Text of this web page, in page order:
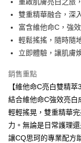
街口支付
悠遊付
ATM付款
全家取貨付款
每筆NT$85，滿
付款後全家取貨
雙重精華融合，深
富含維他命C，強
輕鬆搖搖，隨時隨
立即體驗，讓肌膚
銷售重點
【維他命C亮白雙精萃
結合維他命C強效亮白
輕輕搖晃，雙重精華
力。無論是日常護理還
讓CQ思珂的專業配方